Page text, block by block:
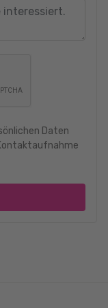
property !!
visitez !
Daten